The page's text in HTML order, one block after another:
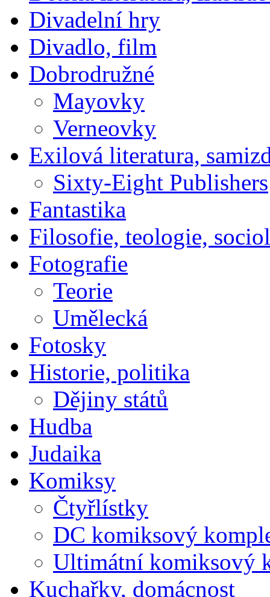
Divadelní hry
Divadlo, film
Dobrodružné
Mayovky
Verneovky
Exilová literatura,
Sixty-Eight Publishers
Fantastika
Filosofie, teologie,
Fotografie
Teorie
Umělecká
Fotosky
Historie, politika
Dějiny států
Hudba
Judaika
Komiksy
Čtyřlístky
DC komiksový
Ultimátní komiksový
Kuchařky, domácnost